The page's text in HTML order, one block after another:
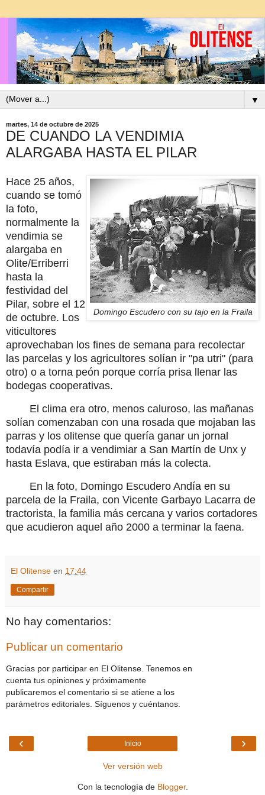
▼
martes, 14 de octubre de 2025
DE CUANDO LA VENDIMIA
ALARGABA HASTA EL PILAR
Domingo Escudero con su tajo en la Fraila
Hace 25 años,
cuando se tomó
la foto,
normalmente la
vendimia se
alargaba en
Olite/Erriberri
hasta la
festividad del
Pilar, sobre el 12
de octubre. Los
viticultores
aprovechaban los fines de semana para recolectar
las parcelas y los agricultores solían ir "pa utri" (para
otro) o a torna peón porque corría prisa llenar las
bodegas cooperativas.
El clima era otro, menos caluroso, las mañanas
solían comenzaban con una rosada que mojaban las
parras y los olitense que quería ganar un jornal
todavía podía ir a vendimiar a San Martín de Unx y
hasta Eslava, que estiraban más la colecta.
En la foto, Domingo Escudero Andía en su
parcela de la Fraila, con Vicente Garbayo Lacarra de
tractorista, la familia más cercana y varios cortadores
que acudieron aquel año 2000 a terminar la faena.
El Olitense en 17:44
Compartir
No hay comentarios:
Publicar un comentario
Gracias por participar en El Olitense. Tenemos en
cuenta tus opiniones y próximamente
publicaremos el comentario si se atiene a los
parámetros editoriales. Síguenos y cuéntanos.
‹ ›
Inicio
Ver versión web
Con la tecnología de Blogger.